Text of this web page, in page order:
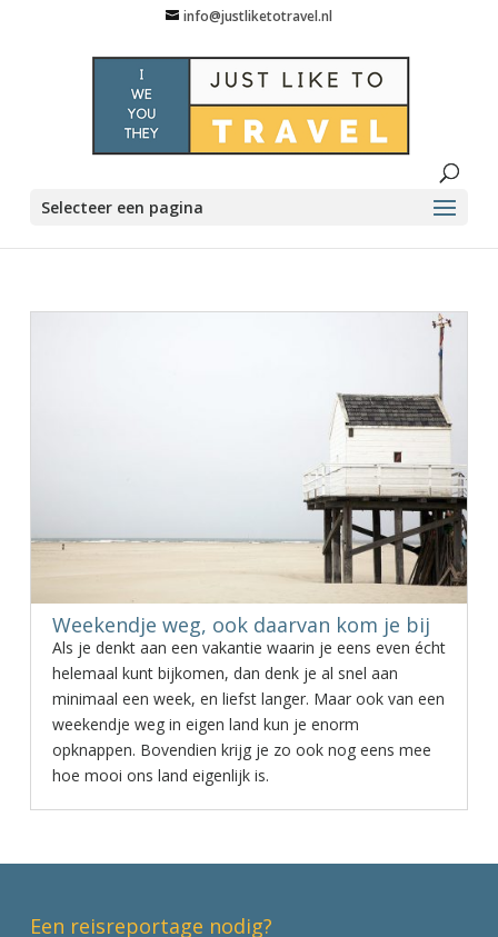
info@justliketotravel.nl
Selecteer een pagina
Weekendje weg, ook daarvan kom je bij
Als je denkt aan een vakantie waarin je eens even écht
helemaal kunt bijkomen, dan denk je al snel aan
minimaal een week, en liefst langer. Maar ook van een
weekendje weg in eigen land kun je enorm
opknappen. Bovendien krijg je zo ook nog eens mee
hoe mooi ons land eigenlijk is.
Een reisreportage nodig?